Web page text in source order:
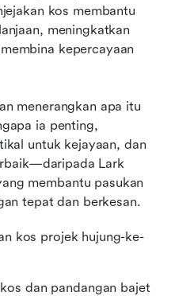
kos membantu
meningkatkan
kepercayaan
ia penting,
untuk kejayaan, dan
Lark
membantu pasukan
tepat dan berkesan.
kos projek hujung-ke-
dan pandangan bajet